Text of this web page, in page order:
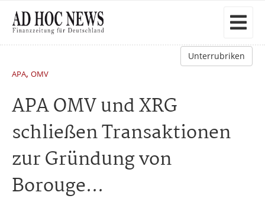
Unterrubriken
APA, OMV
APA OMV und XRG
schließen Transaktionen
zur Gründung von
Borouge...